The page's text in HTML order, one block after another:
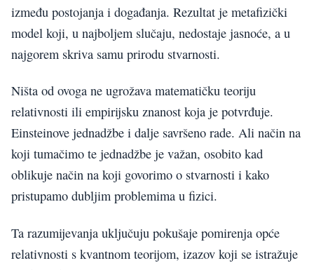
između postojanja i događanja. Rezultat je metafizički
model koji, u najboljem slučaju, nedostaje jasnoće, a u
najgorem skriva samu prirodu stvarnosti.
Ništa od ovoga ne ugrožava matematičku teoriju
relativnosti ili empirijsku znanost koja je potvrđuje.
Einsteinove jednadžbe i dalje savršeno rade. Ali način na
koji tumačimo te jednadžbe je važan, osobito kad
oblikuje način na koji govorimo o stvarnosti i kako
pristupamo dubljim problemima u fizici.
Ta razumijevanja uključuju pokušaje pomirenja opće
relativnosti s kvantnom teorijom, izazov koji se istražuje